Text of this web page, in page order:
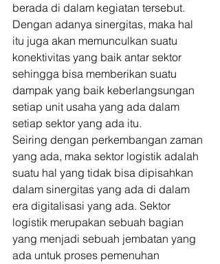
berada di dalam kegiatan tersebut.
Dengan adanya sinergitas, maka hal
itu juga akan memunculkan suatu
konektivitas yang baik antar sektor
sehingga bisa memberikan suatu
dampak yang baik keberlangsungan
setiap unit usaha yang ada dalam
setiap sektor yang ada itu.
Seiring dengan perkembangan zaman
yang ada, maka sektor logistik adalah
suatu hal yang tidak bisa dipisahkan
dalam sinergitas yang ada di dalam
era digitalisasi yang ada. Sektor
logistik merupakan sebuah bagian
yang menjadi sebuah jembatan yang
ada untuk proses pemenuhan